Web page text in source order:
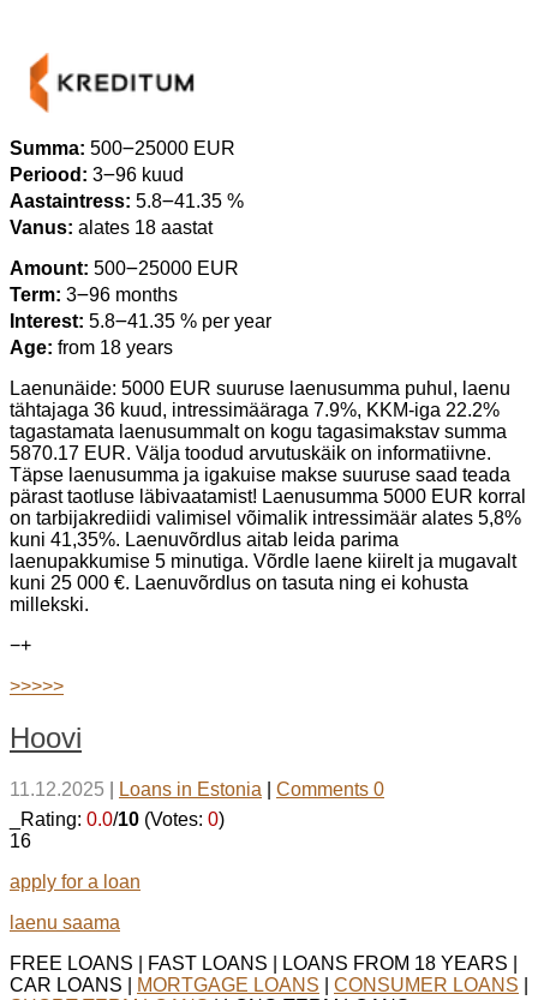
Summa: 500౼25000 EUR
Periood: 3౼96 kuud
Aastaintress: 5.8౼41.35 %
Vanus: alates 18 aastat
Amount: 500౼25000 EUR
Term: 3౼96 months
Interest: 5.8౼41.35 % per year
Age: from 18 years
Laenunäide: 5000 EUR suuruse laenusumma puhul, laenu
tähtajaga 36 kuud, intressimääraga 7.9%, KKM-iga 22.2%
tagastamata laenusummalt on kogu tagasimakstav summa
5870.17 EUR. Välja toodud arvutuskäik on informatiivne.
Täpse laenusumma ja igakuise makse suuruse saad teada
pärast taotluse läbivaatamist! Laenusumma 5000 EUR korral
on tarbijakrediidi valimisel võimalik intressimäär alates 5,8%
kuni 41,35%. Laenuvõrdlus aitab leida parima
laenupakkumise 5 minutiga. Võrdle laene kiirelt ja mugavalt
kuni 25 000 €. Laenuvõrdlus on tasuta ning ei kohusta
millekski.
−+
>>>>>
Hoovi
11.12.2025 Loans in Estonia
Comments 0
_Rating: 0.0/10 (Votes: 0)
16
apply for a loan
laenu saama
FREE LOANS | FAST LOANS | LOANS FROM 18 YEARS |
CAR LOANS |
MORTGAGE LOANS CONSUMER LOANS